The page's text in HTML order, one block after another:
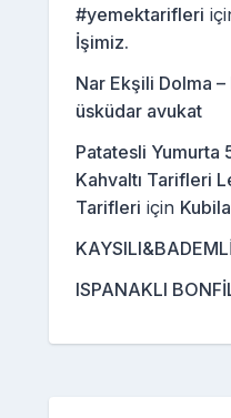
#yemektarifleri
İşimiz.
Nar Ekşili Dolma
üsküdar avukat
Patatesli Yumurta
Kahvaltı Tarifleri
Tarifleri için
ISPANAKLI